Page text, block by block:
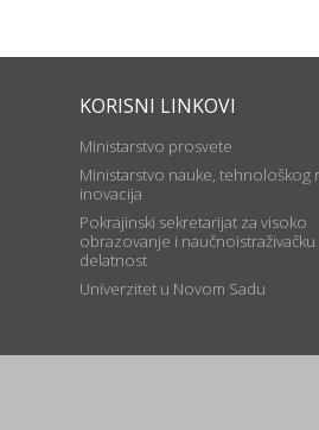
KORISNI LINKOVI
Ministarstvo prosvete
Ministarstvo nauke, tehnološkog
inovacija
Pokrajinski sekretarijat za visoko
obrazovanje i naučnoistraživačku
delatnost
Univerzitet u Novom Sadu